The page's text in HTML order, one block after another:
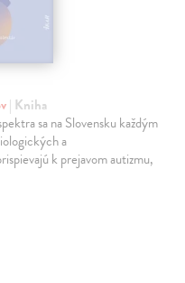
| Kniha
sa na Slovensku každým
a
k prejavom autizmu,